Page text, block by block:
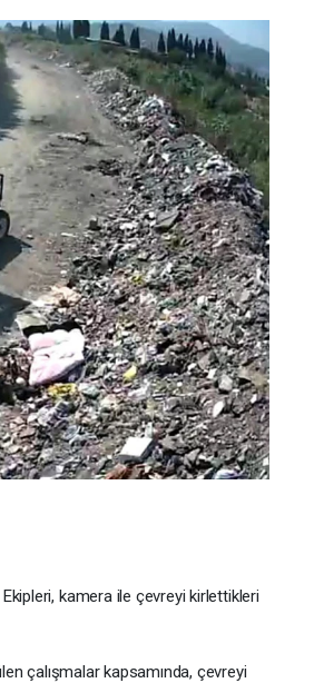
kamera ile çevreyi kirlettikleri
çalışmalar kapsamında, çevreyi